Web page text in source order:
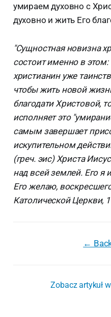
умираем духовно с
духовно и жить Его
"Сущностная новизна
состоит именно в
христианин уже
чтобы жить новой
благодати Христовой,
исполняет это
самым завершает
искупительном
(греч. эис) Христа
над всей землей. Его я
Его желаю,
Католической Церкви,
←
Zobacz artykuł